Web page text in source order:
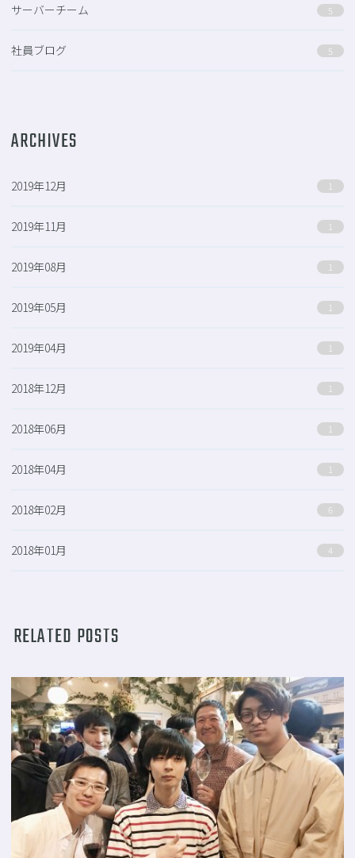
サーバーチーム 5
社員ブログ 5
ARCHIVES
2019年12月 1
2019年11月 1
2019年08月 1
2019年05月 1
2019年04月 1
2018年12月 1
2018年06月 1
2018年04月 1
2018年02月 6
2018年01月 4
RELATED POSTS